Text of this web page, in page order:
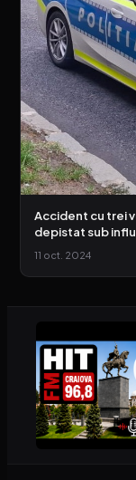
Accident cu trei
depistat sub
11 oct. 2024